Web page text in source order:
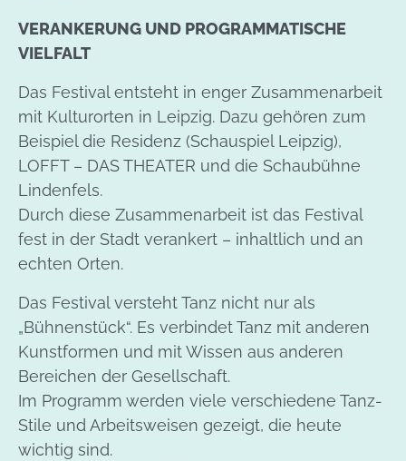
VERANKERUNG UND PROGRAMMATISCHE
VIELFALT
Das Festival entsteht in enger Zusammenarbeit
mit Kulturorten in Leipzig. Dazu gehören zum
Beispiel die Residenz (Schauspiel Leipzig),
LOFFT – DAS THEATER und die Schaubühne
Lindenfels.
Durch diese Zusammenarbeit ist das Festival
fest in der Stadt verankert – inhaltlich und an
echten Orten.
Das Festival versteht Tanz nicht nur als
„Bühnenstück“. Es verbindet Tanz mit anderen
Kunstformen und mit Wissen aus anderen
Bereichen der Gesellschaft.
Im Programm werden viele verschiedene Tanz-
Stile und Arbeitsweisen gezeigt, die heute
wichtig sind.